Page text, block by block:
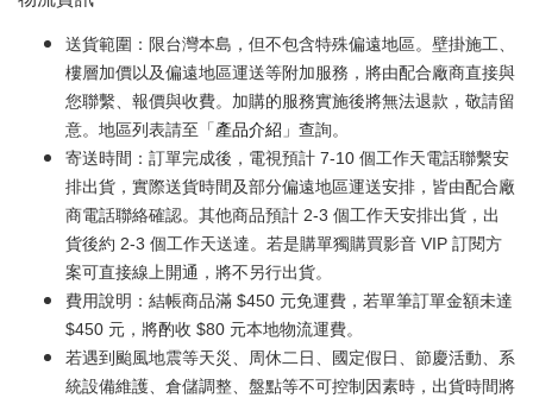
送貨範圍：限台灣本島，但不包含特殊偏遠地區。壁掛施工、
樓層加價以及偏遠地區運送等附加服務，將由配合廠商直接與
您聯繫、報價與收費。加購的服務實施後將無法退款，敬請留
意。地區列表請至「產品介紹 」查詢。
寄送時間：訂單完成後，電視預計 7-10 個工作天電話聯繫安
排出貨，實際送貨時間及部分偏遠地區運送安排，皆由配合廠
商電話聯絡確認。其他商品預計 2-3 個工作天安排出貨，出
貨後約 2-3 個工作天送達。若是購單獨購買影音 VIP 訂閱方
案可直接線上開通，將不另行出貨。
費用說明：結帳商品滿 $450 元免運費，若單筆訂單金額未達
$450 元，將酌收 $80 元本地物流運費。
若遇到颱風地震等天災、周休二日、國定假日、節慶活動、系
統設備維護、倉儲調整、盤點等不可控制因素時，出貨時間將